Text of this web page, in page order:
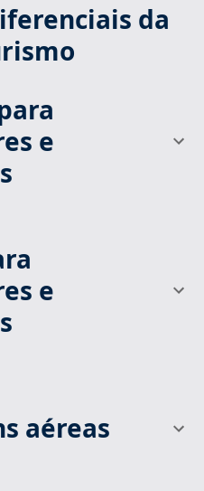
da
e
e
aéreas